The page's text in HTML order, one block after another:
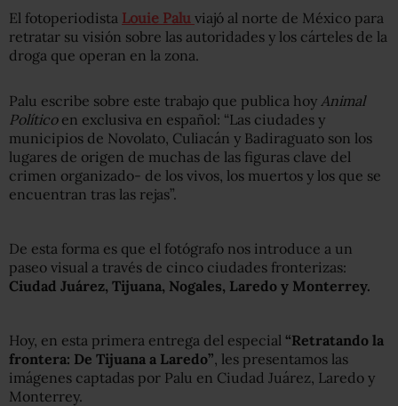
El fotoperiodista Louie Palu viajó al norte de México para
retratar su visión sobre las autoridades y los cárteles de la
droga que operan en la zona.
Palu escribe sobre este trabajo que publica hoy Animal
Políticoen exclusiva en español: “Las ciudades y
municipios de Novolato, Culiacán y Badiraguato son los
lugares de origen de muchas de las figuras clave del
crimen organizado- de los vivos, los muertos y los que se
encuentran tras las rejas”.
De esta forma es que el fotógrafo nos introduce a un
paseo visual a través de cinco ciudades fronterizas:
Ciudad Juárez, Tijuana, Nogales, Laredo y Monterrey.
Hoy, en esta primera entrega del especial “Retratando la
frontera: De Tijuana a Laredo”, les presentamos las
imágenes captadas por Palu en Ciudad Juárez, Laredo y
Monterrey.